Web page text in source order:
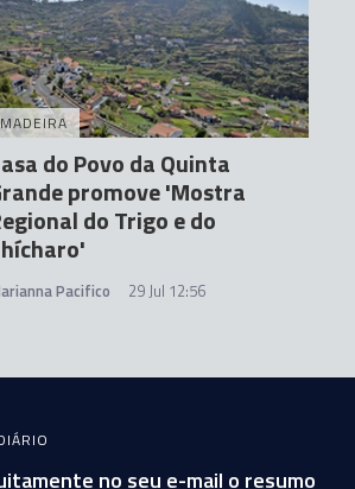
MADEIRA
do Povo da Quinta
promove 'Mostra
do Trigo e do
Pacifico 29 Jul 12:56
no seu e-mail o resumo